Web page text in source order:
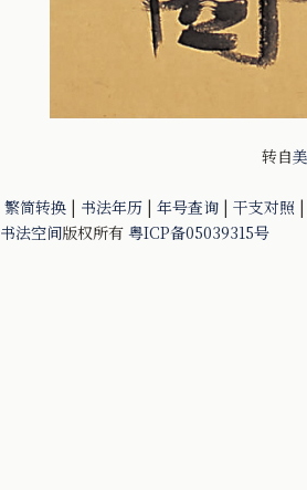
转自
繁简转换 | 书法年历 | 年号查询 | 干支对照
书法空间版权所有 粤ICP备05039315号